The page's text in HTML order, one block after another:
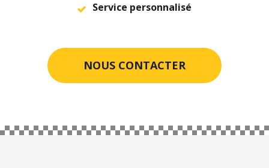
Service personnalisé
NOUS CONTACTER